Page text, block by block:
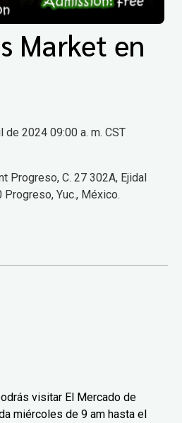
Market en
2024 09:00 a. m. CST
Progreso, C. 27 302A, Ejidal
Yuc., México.
visitar El Mercado de
miércoles de 9 am hasta el